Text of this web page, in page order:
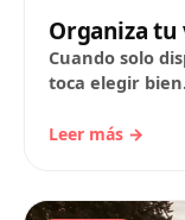
Organiza tu
Cuando solo
toca elegir
Leer más →